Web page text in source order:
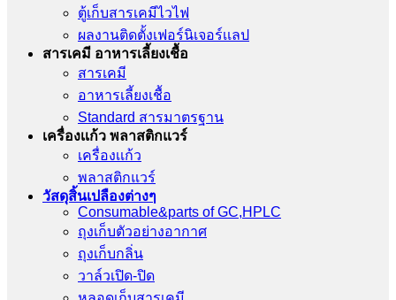
ตู้เก็บสารเคมีไวไฟ
ผลงานติดตั้งเฟอร์นิเจอร์เเลป
สารเคมี อาหารเลี้ยงเชื้อ
สารเคมี
อาหารเลี้ยงเชื้อ
Standard สารมาตรฐาน
เครื่องเเก้ว พลาสติกแวร์
เครื่องเเก้ว
พลาสติกแวร์
วัสดุสิ้นเปลืองต่างๆ
Consumable&parts of GC,HPLC
ถุงเก็บตัวอย่างอากาศ
ถุงเก็บกลิ่น
วาล์วเปิด-ปิด